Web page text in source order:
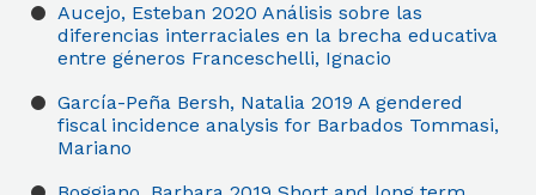
Aucejo, Esteban 2020 Análisis sobre las
diferencias interraciales en la brecha educativa
entre géneros Franceschelli, Ignacio
García-Peña Bersh, Natalia 2019 A gendered
fiscal incidence analysis for Barbados Tommasi,
Mariano